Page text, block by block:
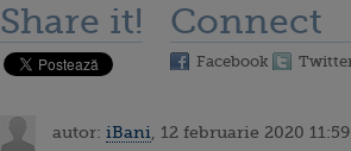
Share it! Connect
Facebook
autor: iBani , 12 februarie 2020 11:59